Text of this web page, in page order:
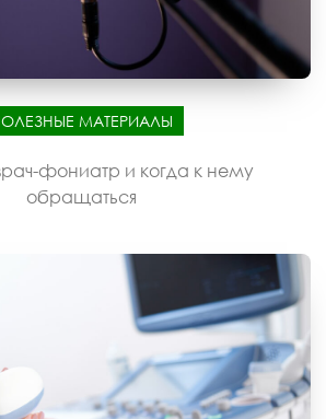
МАТЕРИАЛЫ
фониатр и когда к нему
обращаться